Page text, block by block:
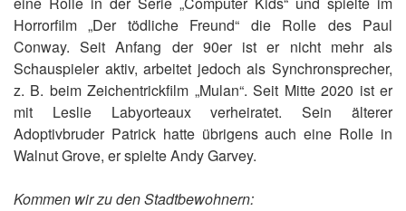
Horrorfilm „Der tödliche Freund“ die Rolle des Paul
Conway. Seit Anfang der 90er ist er nicht mehr als
Schauspieler aktiv, arbeitet jedoch als Synchronsprecher,
z. B. beim Zeichentrickfilm „Mulan“. Seit Mitte 2020 ist er
mit Leslie Labyorteaux verheiratet. Sein älterer
Adoptivbruder Patrick hatte übrigens auch eine Rolle in
Walnut Grove, er spielte Andy Garvey.
Kommen wir zu den Stadtbewohnern: